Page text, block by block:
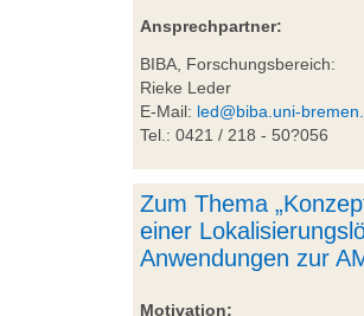
Ansprechpartner:
BIBA, Forschungsbereich:
Rieke Leder
E-Mail: led@biba.uni-
Tel.: 0421 / 218 - 50?056
Zum Thema
einer
Anwendungen zur
Motivation: